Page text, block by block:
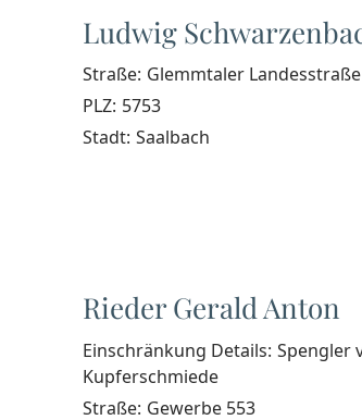
Ludwig
Straße: Glemmtaler
PLZ: 5753
Stadt: Saalbach
Rieder Gerald Anton
Einschränkung Details: Spengler
Kupferschmiede
Straße: Gewerbe 553